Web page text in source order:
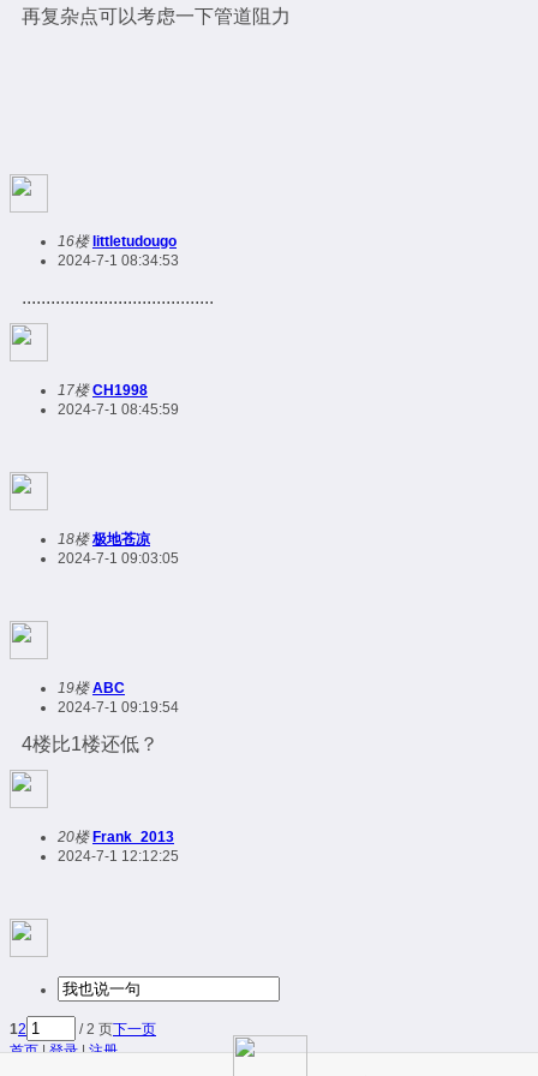
再复杂点可以考虑一下管道阻力
16楼 littletudougo
2024-7-1 08:34:53
........................................
17楼 CH1998
2024-7-1 08:45:59
18楼 极地苍凉
2024-7-1 09:03:05
19楼 ABC
2024-7-1 09:19:54
4楼比1楼还低？
20楼 Frank_2013
2024-7-1 12:12:25
12 / 2 页下一页
首页|登录|注册